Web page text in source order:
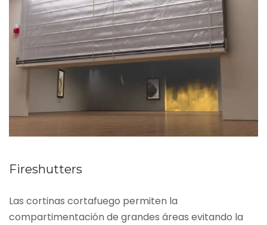
Fireshutters
Las cortinas cortafuego permiten la
compartimentación de grandes áreas evitando la